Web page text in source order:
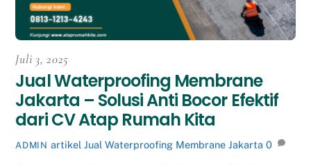
Juli 3, 2025
Jual Waterproofing Membrane
Jakarta – Solusi Anti Bocor Efektif
dari CV Atap Rumah Kita
ADMIN artikel Jual Waterproofing Membrane Jakarta 0